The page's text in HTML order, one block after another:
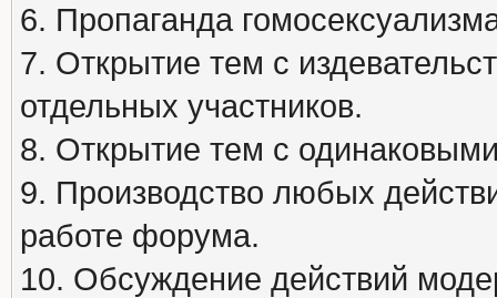
6. Пропаганда
7. Открытие тем с
отдельных участников.
8. Открытие тем с
9. Производство любых
работе форума.
10. Обсуждение действий